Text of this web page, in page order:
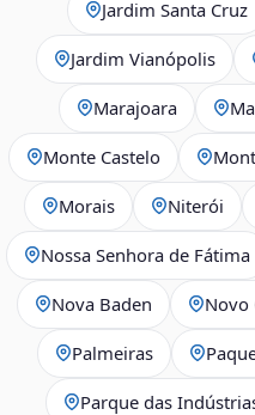
Jardim Santa Cruz
Jardim Vianópolis
Marajoara
Monte Castelo
Morais Niterói
Nossa Senhora de Fátima
Nova Baden Novo
Palmeiras
Parque das